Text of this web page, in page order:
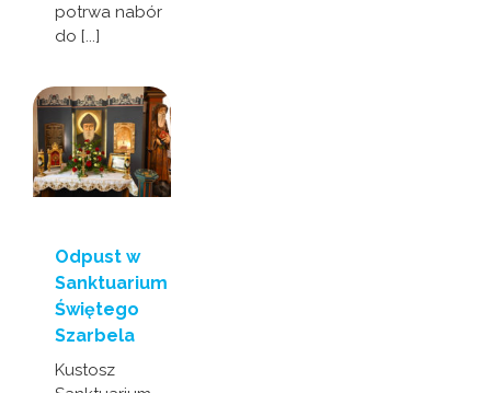
potrwa nabór
do [...]
Odpust w
Sanktuarium
Świętego
Szarbela
Kustosz